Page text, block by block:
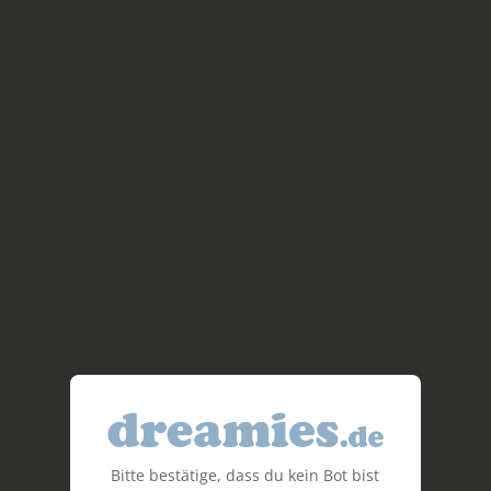
Bitte bestätige, dass du kein Bot bist